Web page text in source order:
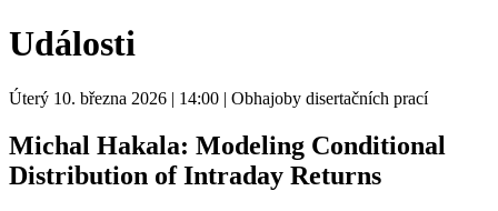
Události
Úterý 10. března 2026 | 14:00 | Obhajoby disertačních prací
Michal Hakala: Modeling Conditional
Distribution of Intraday Returns